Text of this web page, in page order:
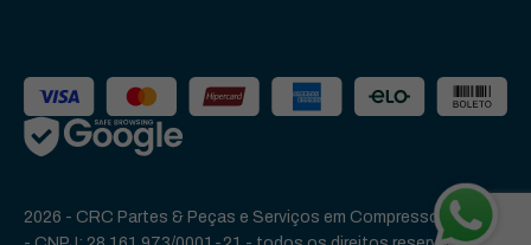
2026 - CRC Partes & Peças e Serviços em Compressores Ltda